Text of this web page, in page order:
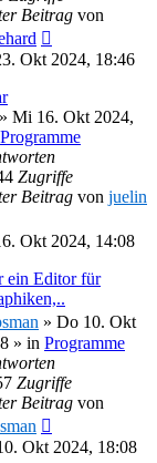
Beitrag von
Okt 2024, 18:46
» Mi 16. Okt 2024,
Programme
Zugriffe
Beitrag von juelin
Okt 2024, 14:08
ein Editor für
» Do 10. Okt
» in Programme
Zugriffe
Beitrag von
Okt 2024, 18:08